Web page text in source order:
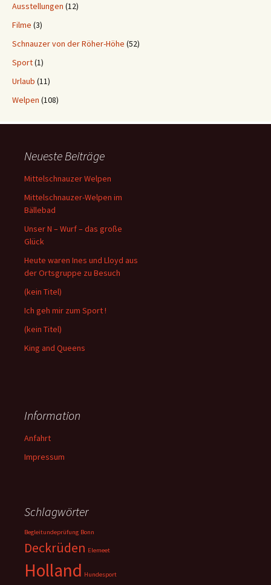
Ausstellungen (12)
Filme (3)
Schnauzer von der Röher-Höhe (52)
Sport(1)
Urlaub (11)
Welpen (108)
Neueste Beiträge
Mittelschnauzer Welpen
Mittelschnauzer-Welpen im
Bällebad
Unser N – Wurf – das große
Glück
Heute waren Ines und Lloyd aus
der Ortsgruppe zu Besuch
(kein Titel)
Ich geh mir zum Sport !
(kein Titel)
King and Queens
Information
Anfahrt
Impressum
Schlagwörter
Begleitundeprüfung Bonn
Deckrüden Elemeet
Holland Hundesport